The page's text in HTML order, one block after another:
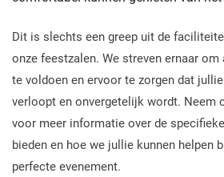
Dit is slechts een greep uit de
onze feestzalen. We streven ernaar
te voldoen en ervoor te zorgen dat
verloopt en onvergetelijk wordt. Neem
voor meer informatie over de
bieden en hoe we jullie kunnen helpen
perfecte evenement.